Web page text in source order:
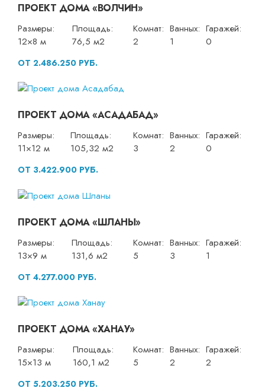
ПРОЕКТ ДОМА «ВОЛЧИН»
Размеры:
12×8 м
Площадь:
76,5 м2
Комнат:
2
Ванных:
1
Гаражей:
0
ОТ 2.486.250 РУБ.
ПРОЕКТ ДОМА «АСАДАБАД»
Размеры:
11×12 м
Площадь:
105,32 м2
Комнат:
3
Ванных:
2
Гаражей:
0
ОТ 3.422.900 РУБ.
ПРОЕКТ ДОМА «ШЛАНЫ»
Размеры:
13×9 м
Площадь:
131,6 м2
Комнат:
5
Ванных:
3
Гаражей:
1
ОТ 4.277.000 РУБ.
ПРОЕКТ ДОМА «ХАНАУ»
Размеры:
15×13 м
Площадь:
160,1 м2
Комнат:
5
Ванных:
2
Гаражей:
2
ОТ 5.203.250 РУБ.